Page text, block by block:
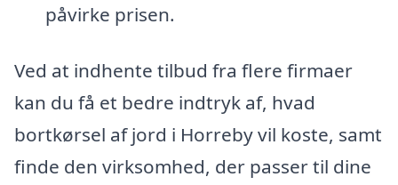
påvirke prisen.
Ved at indhente tilbud fra flere firmaer
kan du få et bedre indtryk af, hvad
bortkørsel af jord i Horreby vil koste, samt
finde den virksomhed, der passer til dine